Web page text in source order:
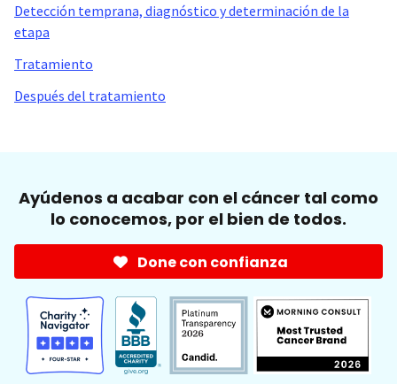
Detección temprana, diagnóstico y determinación de la
etapa
Tratamiento
Después del tratamiento
Ayúdenos a acabar con el cáncer tal como
lo conocemos, por el bien de todos.
Done con confianza